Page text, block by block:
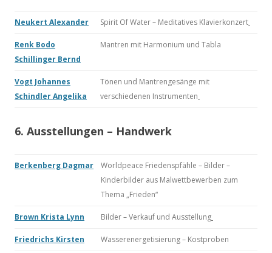
Neukert Alexander Spirit Of Water – Meditatives Klavierkonzert
Renk Bodo
Schillinger Bernd
Mantren mit Harmonium und Tabla
Vogt Johannes
Schindler Angelika
Tönen und Mantrengesänge mit
verschiedenen Instrumenten
6. Ausstellungen – Handwerk
Berkenberg Dagmar
Worldpeace Friedenspfähle – Bilder –
Kinderbilder aus Malwettbewerben zum
Thema „Frieden“
Brown Krista Lynn Bilder – Verkauf und Ausstellung
Friedrichs Kirsten Wasserenergetisierung – Kostproben